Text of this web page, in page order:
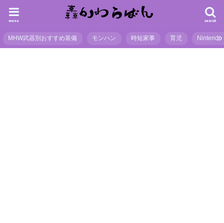
search
menu
MHW武器別おすすめ装備 モンハン 時短家事 育児 Nintendo